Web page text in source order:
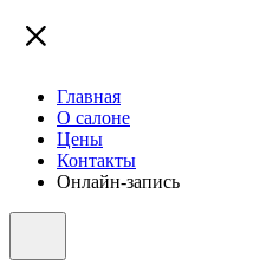
Главная
О салоне
Цены
Контакты
Онлайн-запись